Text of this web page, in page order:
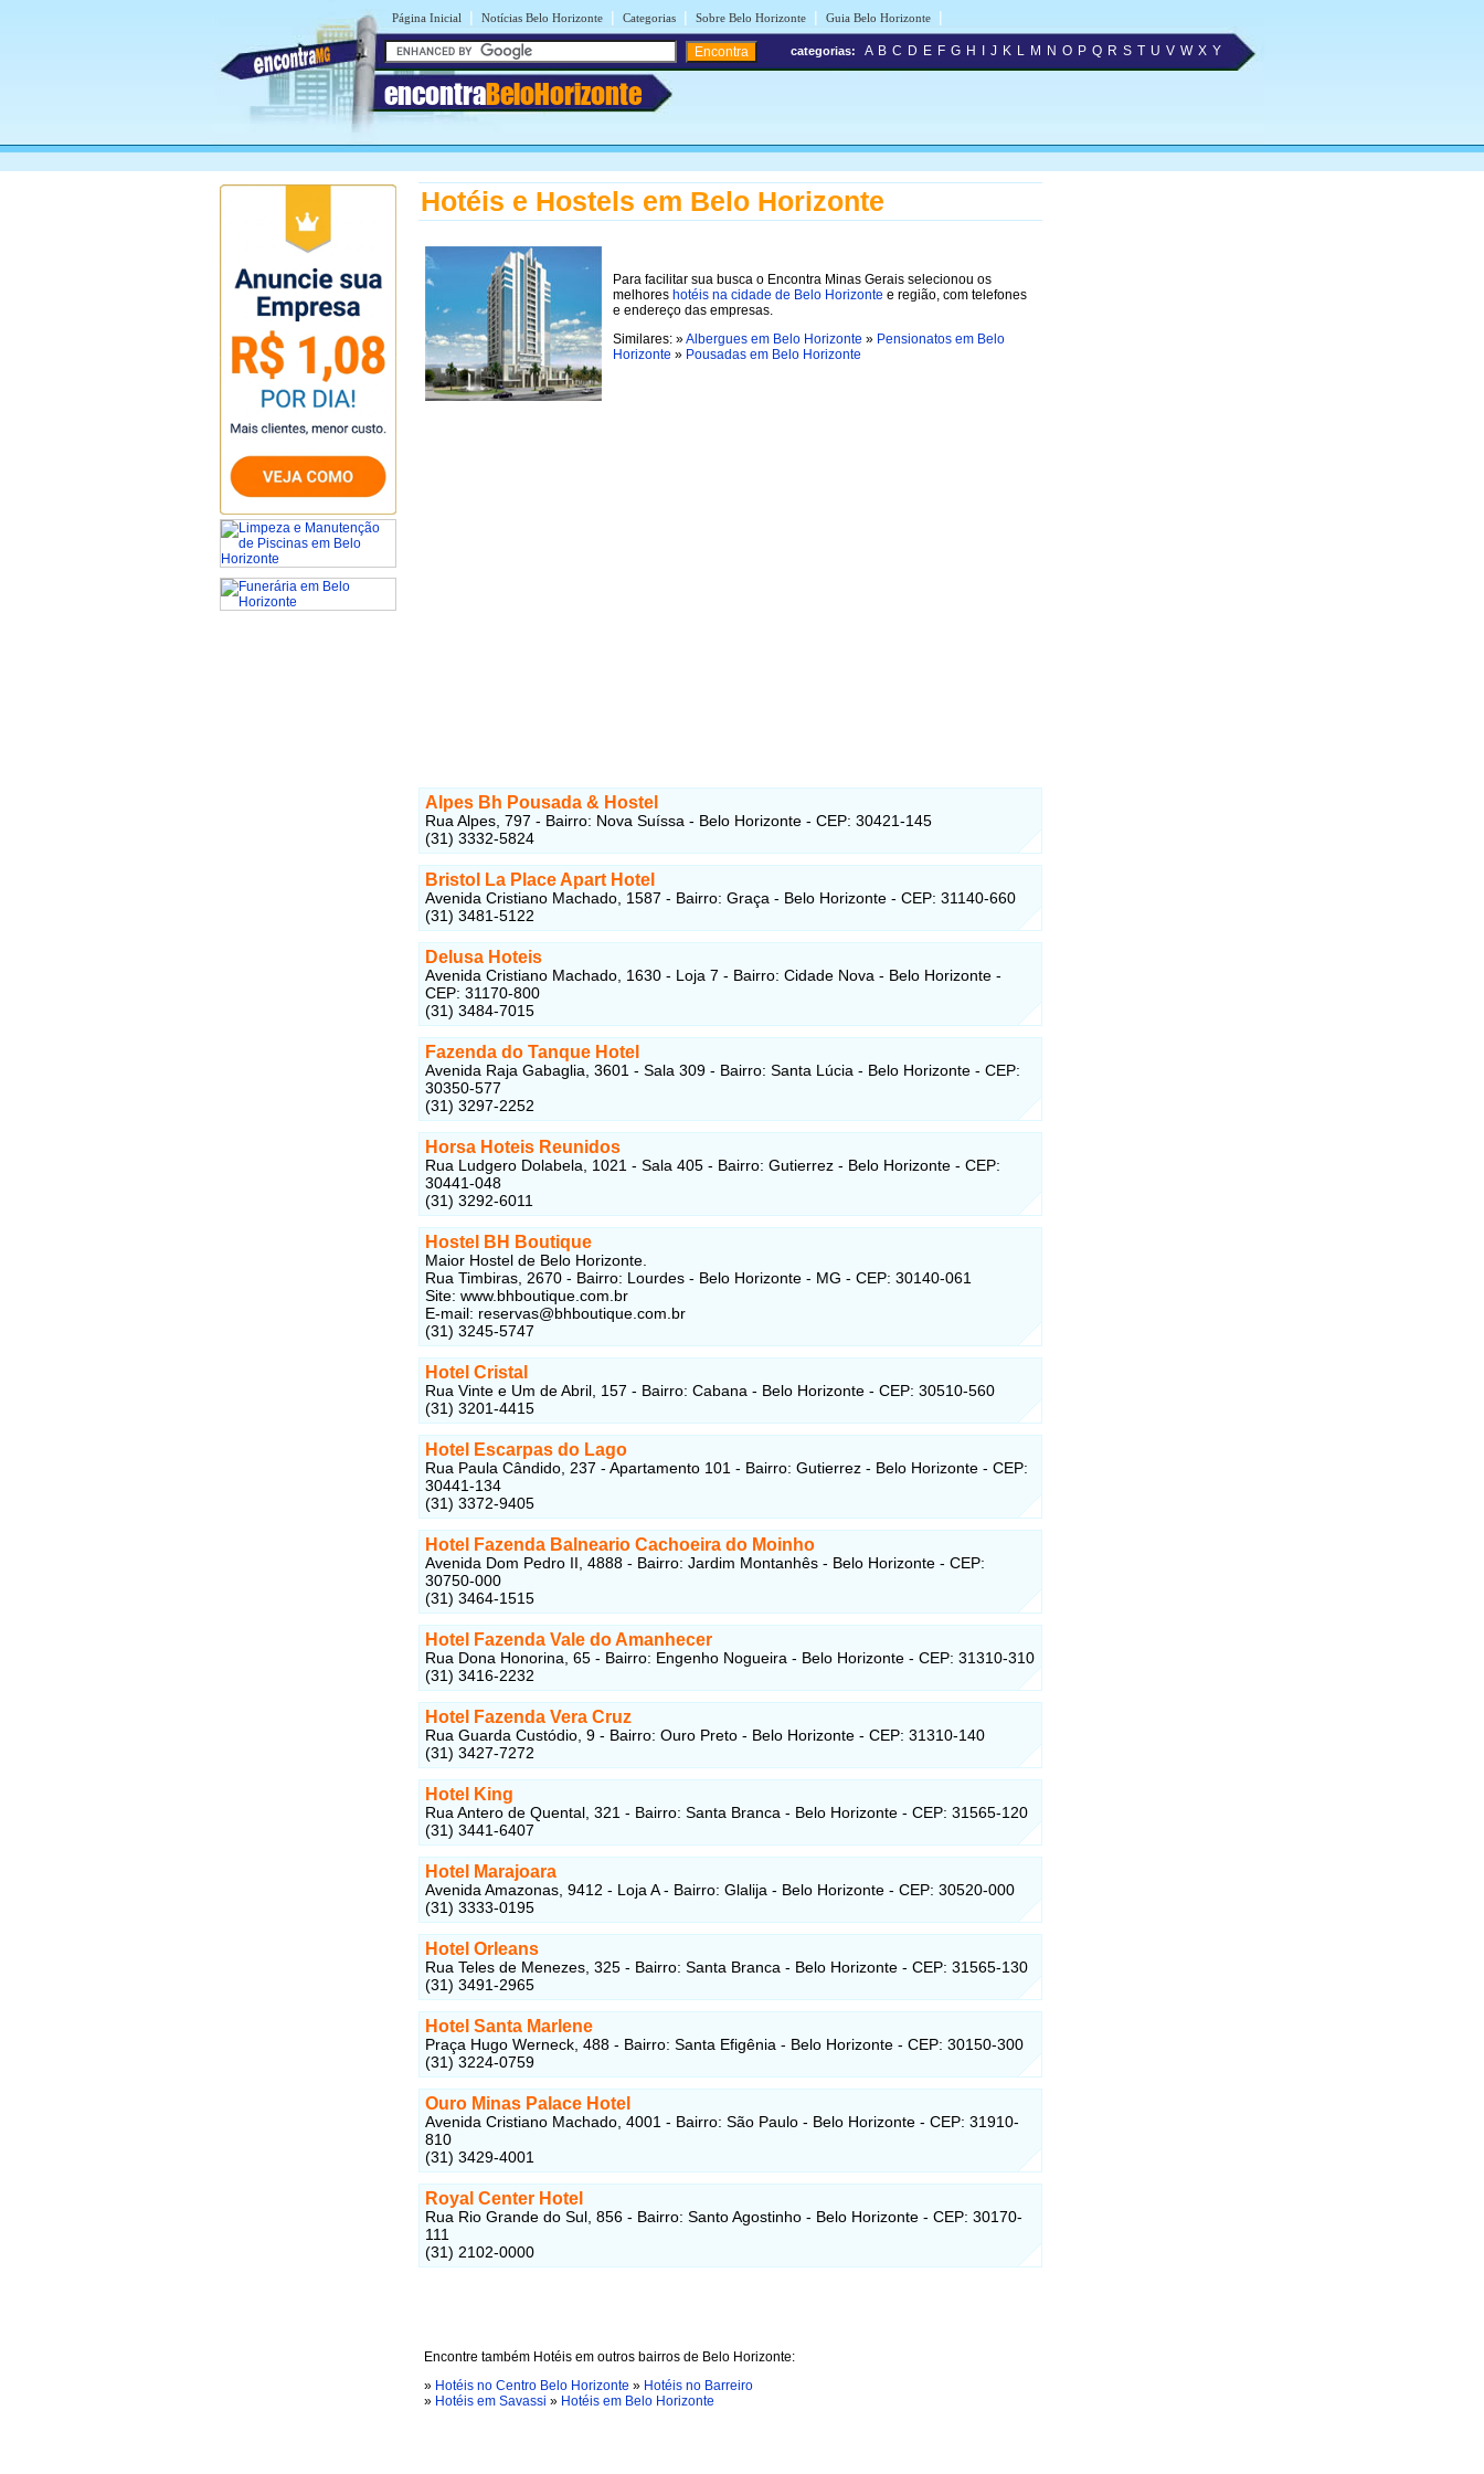
Página Inicial | Notícias Belo Horizonte | Categorias | Sobre Belo Horizonte | Guia Belo Horizonte |
encontraBeloHorizonte
categorias: A B C D E F G H J K L M N O P Q R S T U V W X Y
Hotéis e Hostels em Belo Horizonte
Para facilitar sua busca o Encontra Minas Gerais selecionou os
melhores hotéis na cidade de Belo Horizonte e região, com telefones
e endereço das empresas.
Similares: »Albergues em Belo Horizonte » Pensionatos em Belo
Horizonte » Pousadas em Belo Horizonte
Alpes Bh Pousada & Hostel
Rua Alpes, 797 - Bairro: Nova Suíssa - Belo Horizonte - CEP: 30421-145
(31) 3332-5824
Bristol La Place Apart Hotel
Avenida Cristiano Machado, 1587 - Bairro: Graça - Belo Horizonte - CEP: 31140-660
(31) 3481-5122
Delusa Hoteis
Avenida Cristiano Machado, 1630 - Loja 7 - Bairro: Cidade Nova - Belo Horizonte -
CEP: 31170-800
(31) 3484-7015
Fazenda do Tanque Hotel
Avenida Raja Gabaglia, 3601 - Sala 309 - Bairro: Santa Lúcia - Belo Horizonte - CEP:
30350-577
(31) 3297-2252
Horsa Hoteis Reunidos
Rua Ludgero Dolabela, 1021 - Sala 405 - Bairro: Gutierrez - Belo Horizonte - CEP:
30441-048
(31) 3292-6011
Hostel BH Boutique
Maior Hostel de Belo Horizonte.
Rua Timbiras, 2670 - Bairro: Lourdes - Belo Horizonte - MG - CEP: 30140-061
Site: www.bhboutique.com.br
E-mail: reservas@bhboutique.com.br
(31) 3245-5747
Hotel Cristal
Rua Vinte e Um de Abril, 157 - Bairro: Cabana - Belo Horizonte - CEP: 30510-560
(31) 3201-4415
Hotel Escarpas do Lago
Rua Paula Cândido, 237 - Apartamento 101 - Bairro: Gutierrez - Belo Horizonte - CEP:
30441-134
(31) 3372-9405
Hotel Fazenda Balneario Cachoeira do Moinho
Avenida Dom Pedro II, 4888 - Bairro: Jardim Montanhês - Belo Horizonte - CEP:
30750-000
(31) 3464-1515
Hotel Fazenda Vale do Amanhecer
Rua Dona Honorina, 65 - Bairro: Engenho Nogueira - Belo Horizonte - CEP: 31310-310
(31) 3416-2232
Hotel Fazenda Vera Cruz
Rua Guarda Custódio, 9 - Bairro: Ouro Preto - Belo Horizonte - CEP: 31310-140
(31) 3427-7272
Hotel King
Rua Antero de Quental, 321 - Bairro: Santa Branca - Belo Horizonte - CEP: 31565-120
(31) 3441-6407
Hotel Marajoara
Avenida Amazonas, 9412 - Loja A - Bairro: Glalija - Belo Horizonte - CEP: 30520-000
(31) 3333-0195
Hotel Orleans
Rua Teles de Menezes, 325 - Bairro: Santa Branca - Belo Horizonte - CEP: 31565-130
(31) 3491-2965
Hotel Santa Marlene
Praça Hugo Werneck, 488 - Bairro: Santa Efigênia - Belo Horizonte - CEP: 30150-300
(31) 3224-0759
Ouro Minas Palace Hotel
Avenida Cristiano Machado, 4001 - Bairro: São Paulo - Belo Horizonte - CEP: 31910-
810
(31) 3429-4001
Royal Center Hotel
Rua Rio Grande do Sul, 856 - Bairro: Santo Agostinho - Belo Horizonte - CEP: 30170-
111
(31) 2102-0000
Encontre também Hotéis em outros bairros de Belo Horizonte:
» Hotéis no Centro Belo Horizonte » Hotéis no Barreiro
» Hotéis em Savassi » Hotéis em Belo Horizonte